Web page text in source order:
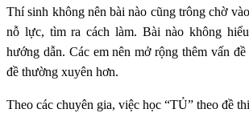
Thí sinh không nên bài nào cũng trông chờ
nỗ lực, tìm ra cách làm. Bài nào không
hướng dẫn. Các em nên mở rộng thêm vấn
đề thường xuyên hơn.
Theo các chuyên gia, việc học “TỦ” theo đề